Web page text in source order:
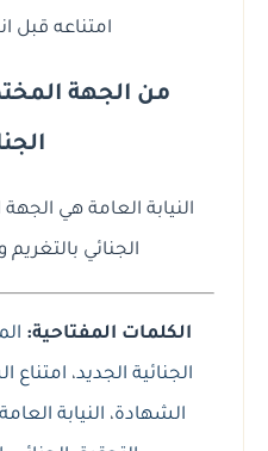
امتناعه قبل
من الجهة
النيابة العامة هي الجهة
الجنائي
الكلمات المفتاحية:
الجنائية الجديد، امتناع
الشهادة، النيابة العامة